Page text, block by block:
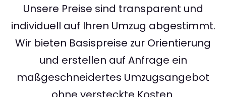
Unsere Preise sind transparent und
individuell auf Ihren Umzug abgestimmt.
Wir bieten Basispreise zur Orientierung
und erstellen auf Anfrage ein
maßgeschneidertes Umzugsangebot